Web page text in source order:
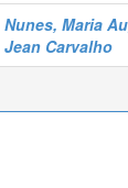
Nunes, Maria
Jean Carvalho